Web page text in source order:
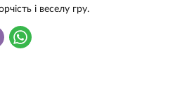
і веселу гру.